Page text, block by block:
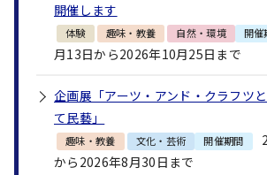
開催します
体験 趣味・教養 自然・環境 開催
月13日から2026年10月25日まで
企画展「アーツ・アンド・クラフツ
て民藝」
趣味・教養 文化・芸術 開催期間
から2026年8月30日まで